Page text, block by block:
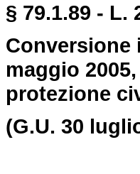
§ 79.1.89 - L.
Conversione
maggio
protezione
(G.U. 30